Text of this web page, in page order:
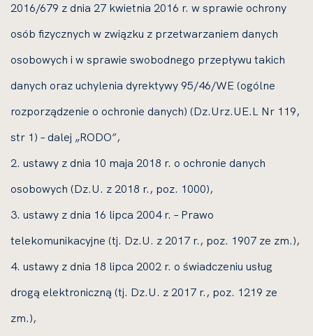
2016/679 z dnia 27 kwietnia 2016 r. w sprawie ochrony
osób fizycznych w związku z przetwarzaniem danych
osobowych i w sprawie swobodnego przepływu takich
danych oraz uchylenia dyrektywy 95/46/WE (ogólne
rozporządzenie o ochronie danych) (Dz.Urz.UE.L Nr 119,
str 1) – dalej „RODO”,
2. ustawy z dnia 10 maja 2018 r. o ochronie danych
osobowych (Dz.U. z 2018 r., poz. 1000),
3. ustawy z dnia 16 lipca 2004 r. – Prawo
telekomunikacyjne (tj. Dz.U. z 2017 r., poz. 1907 ze zm.),
4. ustawy z dnia 18 lipca 2002 r. o świadczeniu usług
drogą elektroniczną (tj. Dz.U. z 2017 r., poz. 1219 ze
zm.),